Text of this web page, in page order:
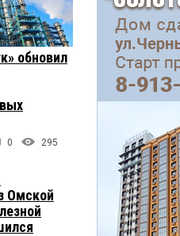
обновил
0 295
Омской